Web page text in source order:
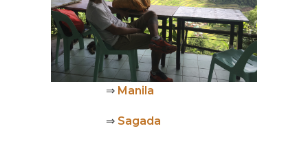
⇒ Manila
⇒ Sagada